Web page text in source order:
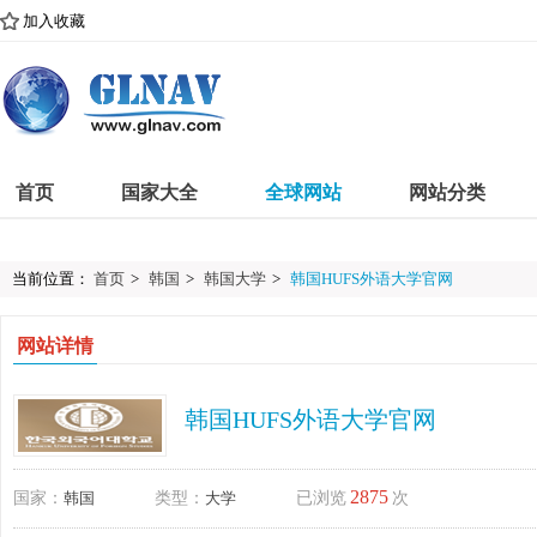
加入收藏
首页 国家大全 全球网站 网站分类
当前位置： 首页 > 韩国 > 韩国大学 > 韩国HUFS外语大学官网
网站详情
韩国HUFS外语大学官网
国家： 韩国 类型： 大学 已浏览 2875 次